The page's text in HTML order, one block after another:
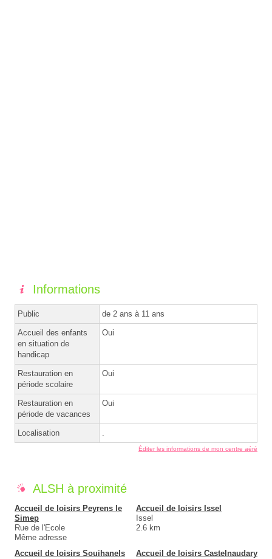
Informations
Public de 2 ans à 11 ans
Accueil des enfants
en situation de
handicap
Oui
Restauration en
période scolaire
Oui
Restauration en
période de vacances
Oui
Localisation .
Éditer les informations de mon centre aéré
ALSH à proximité
Accueil de loisirs Peyrens le
Simep
Rue de l'Ecole
Même adresse
Accueil de loisirs Issel
Issel
2.6 km
Accueil de loisirs Souihanels
Accueil de loisirs Castelnaudary